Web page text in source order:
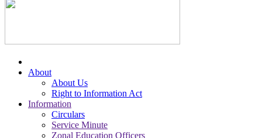
About
About Us
Right to Information Act
Information
Circulars
Service Minute
Zonal Education Officers